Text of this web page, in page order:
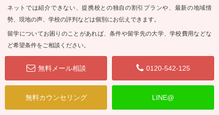
ネットでは紹介できない、提携校との独自の割引プランや、最新の地域情
勢、現地の声、学校の評判などは個別にお伝えできます。
留学についてお困りのことがあれば、条件や留学先の大学、学校費用などな
ど希望条件をご相談ください。
無料メール相談 0120-542-125
無料カウンセリング LINE@